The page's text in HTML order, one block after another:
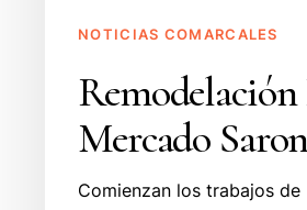
NOTICIAS COMARCALES
Remodelación
Mercado
Comienzan los trabajos de